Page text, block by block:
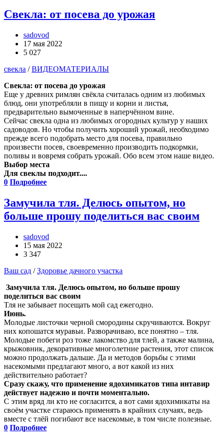
Свекла: от посева до урожая
sadovod
17 мая 2022
5 027
свекла /ВИДЕОМАТЕРИАЛЫ
Свекла: от посева до урожая
Еще у древних римлян свёкла считалась одним из любимых
блюд, они употребляли в пищу и корни и листья,
предварительно вымоченные в наперчённом вине.
Сейчас свекла одна из любимых огородных культур у наших
садоводов. Но чтобы получить хороший урожай, необходимо
прежде всего подобрать место для посева, правильно
произвести посев, своевременно производить подкормки,
поливы и вовремя собрать урожай. Обо всем этом наше видео.
Выбор места
Для свеклы подходит....
0 Подробнее
Замучила тля. Делюсь опытом, но
больше прошу поделиться вас своим
sadovod
15 мая 2022
3 347
Ваш сад /Здоровье дачного участка
Замучила тля. Делюсь опытом, но больше прошу
поделиться вас своим
Тля не забывает посещать мой сад ежегодно.
Июнь.
Молодые листочки черной смородины скручиваются. Вокруг
них копошатся муравьи. Разворачиваю, все понятно – тля.
Молодые побеги роз тоже лакомство для тлей, а также малина,
крыжовник, декоративные многолетние растения, этот список
можно продолжать дальше. Да и методов борьбы с этими
насекомыми предлагают много, а вот какой из них
действительно работает?
Сразу скажу, что применение ядохимикатов типа интавир
действует надежно и почти моментально.
С этим вряд ли кто не согласится, а вот сами ядохимикаты на
своём участке стараюсь применять в крайних случаях, ведь
вместе с тлёй погибают все насекомые, в том числе полезные.
0 Подробнее